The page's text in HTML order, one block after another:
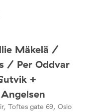
Mäkelä /
/ Per Oddvar
+
Toftes gate 69, Oslo